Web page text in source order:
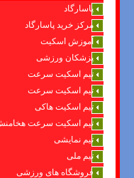
پاسارگاد
مرکز خرید پاسارگاد
آموزش اسکیت
پزشکان ورزشی
تیم اسکیت سرعت
تیم اسکیت سرعت
تیم اسکیت هاکی
تیم اسکیت سرعت
تیم نمایشی
تیم ملی
فروشگاه های ورزشی